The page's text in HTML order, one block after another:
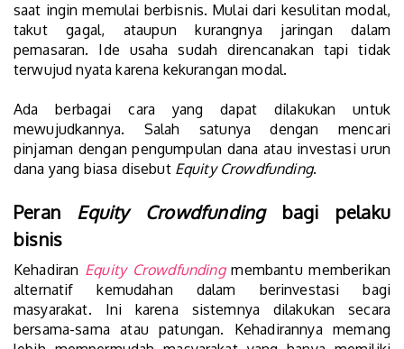
saat ingin memulai berbisnis. Mulai dari kesulitan modal,
takut gagal, ataupun kurangnya jaringan dalam
pemasaran. Ide usaha sudah direncanakan tapi tidak
terwujud nyata karena kekurangan modal.
Ada berbagai cara yang dapat dilakukan untuk
mewujudkannya. Salah satunya dengan mencari
pinjaman dengan pengumpulan dana atau investasi urun
dana yang biasa disebut Equity Crowdfunding.
Peran Equity Crowdfunding bagi pelaku
bisnis
Kehadiran Equity Crowdfundingmembantu memberikan
alternatif kemudahan dalam berinvestasi bagi
masyarakat. Ini karena sistemnya dilakukan secara
bersama-sama atau patungan. Kehadirannya memang